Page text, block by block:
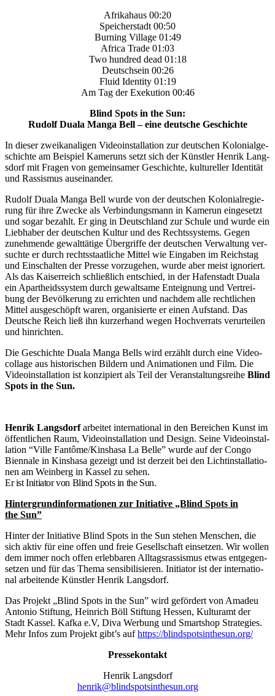
Afri­ka­haus 00:20
Spei­cher­stadt 00:50
Bur­ning Vil­la­ge 01:49
Afri­ca Trade 01:03
Two hundred dead 01:18
Deutsch­sein 00:26
Flu­id Iden­ti­ty 01:19
Am Tag der Exe­ku­ti­on 00:46
Blind Spots in the Sun:
Rudolf Dua­la Man­ga Bell – eine deut­sche Geschichte
In die­ser zwei­ka­na­li­gen Video­in­stal­la­ti­on zur deut­schen Kolo­ni­al­ge­
schich­te am Bei­spiel Kame­runs setzt sich der Künst­ler Hen­rik Lang­
sdorf mit Fra­gen von gemein­sa­mer Geschich­te, kul­tu­rel­ler Iden­ti­tät
und Ras­sis­mus auseinander.
Rudolf Dua­la Man­ga Bell wur­de von der deut­schen Kolo­ni­al­re­gie­
rung für ihre Zwe­cke als Ver­bin­dungs­mann in Kame­run ein­ge­setzt
und sogar bezahlt. Er ging in Deutsch­land zur Schu­le und wur­de ein
Lieb­ha­ber der deut­schen Kul­tur und des Rechts­sys­tems. Gegen
zuneh­men­de gewalt­tä­ti­ge Über­grif­fe der deut­schen Ver­wal­tung ver­
such­te er durch rechts­staat­li­che Mit­tel wie Ein­ga­ben im Reichs­tag
und Ein­schal­ten der Pres­se vor­zu­ge­hen, wur­de aber meist igno­riert.
Als das Kai­ser­reich schließ­lich ent­schied, in der Hafen­stadt Dua­la
ein Apart­heids­sys­tem durch gewalt­sa­me Ent­eig­nung und Ver­trei­
bung der Bevöl­ke­rung zu errich­ten und nach­dem alle recht­li­chen
Mit­tel aus­ge­schöpft waren, orga­ni­sier­te er einen Auf­stand. Das
Deut­sche Reich ließ ihn kur­zer­hand wegen Hoch­ver­rats ver­ur­tei­len
und hinrichten.
Die Geschich­te Dua­la Man­ga Bells wird erzählt durch eine Video­
col­la­ge aus his­to­ri­schen Bil­dern und Ani­ma­tio­nen und Film. Die
Video­in­stal­la­ti­on ist kon­zi­piert als Teil der Ver­an­stal­tungs­rei­he Blind
Spots in the Sun.
Hen­rik Lang­sdorfarbei­tet inter­na­tio­nal in den Berei­chen Kunst im
öffent­li­chen Raum, Video­in­stal­la­ti­on und Design. Sei­ne Video­in­stal­
la­ti­on “Ville Fantôme/Kinshasa La Bel­le” wur­de auf der Con­go
Bien­na­le in Kin­sha­sa gezeigt und ist der­zeit bei den Licht­in­stal­la­tio­
nen am Wein­berg in Kas­sel zu sehen.
Er ist Initia­tor von Blind Spots in the Sun.
Hin­ter­grund­in­for­ma­tio­nen zur Initia­ti­ve „Blind Spots in
the Sun”
Hin­ter der Initia­ti­ve Blind Spots in the Sun ste­hen Men­schen, die
sich aktiv für eine offen und freie Gesell­schaft ein­set­zen. Wir wol­len
dem immer noch offen erleb­ba­ren All­tags­ras­sis­mus etwas ent­ge­gen­
set­zen und für das The­ma sen­si­bi­li­sie­ren. Initia­tor ist der inter­na­tio­
nal arbei­ten­de Künst­ler Hen­rik Langsdorf.
Das Pro­jekt „Blind Spots in the Sun” wird geför­dert von Ama­deu
Anto­nio Stif­tung, Hein­rich Böll Stif­tung Hes­sen, Kul­tur­amt der
Stadt Kas­sel. Kaf­ka e.V, Diva Wer­bung und Smart­shop Stra­te­gies.
Mehr Infos zum Pro­jekt gibt’s aufhttps://blindspotsinthesun.org/
Pres­se­kon­takt
Hen­rik Lang­sdorf
henrik@blindspotsinthesun.org